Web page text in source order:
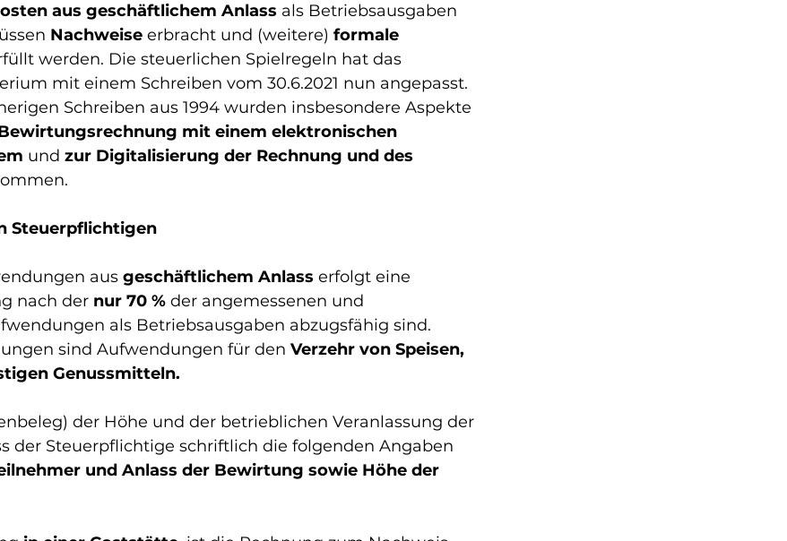
aus geschäftlichem Anlass als Betriebsausgaben
Nachweise erbracht und (weitere) formale
werden. Die steuerlichen Spielregeln hat das
mit einem Schreiben vom 30.6.2021 nun angepasst.
Schreiben aus 1994 wurden insbesondere Aspekte
mit einem elektronischen
und zur Digitalisierung der Rechnung und des
Steuerpflichtigen
aus geschäftlichem Anlass erfolgt eine
nach der nur 70 % der angemessenen und
als Betriebsausgaben abzugsfähig sind.
sind Aufwendungen für den Verzehr von Speisen,
Genussmitteln.
der Höhe und der betrieblichen Veranlassung der
der Steuerpflichtige schriftlich die folgenden Angaben
und Anlass der Bewirtung sowie Höhe der